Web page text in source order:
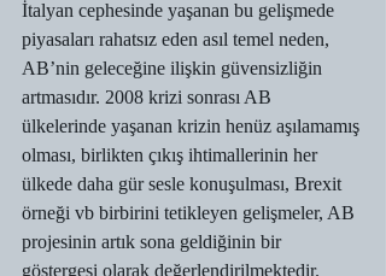
İtalyan cephesinde yaşanan bu gelişmede
piyasaları rahatsız eden asıl temel neden,
AB’nin geleceğine ilişkin güvensizliğin
artmasıdır. 2008 krizi sonrası AB
ülkelerinde yaşanan krizin henüz aşılamamış
olması, birlikten çıkış ihtimallerinin her
ülkede daha gür sesle konuşulması, Brexit
örneği vb birbirini tetikleyen gelişmeler, AB
projesinin artık sona geldiğinin bir
göstergesi olarak değerlendirilmektedir.